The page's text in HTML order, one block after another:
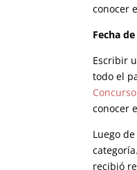
conocer
Fecha
Escribir
todo el
conocer
Luego
recibió